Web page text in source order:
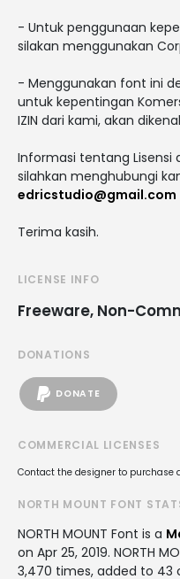
- Untuk penggunaan
silakan menggunakan
- Menggunakan font ini
untuk kepentingan
IZIN dari kami, akan
Informasi tentang Lisensi
silahkan menghubungi
edricstudio@gmail.com
Terima kasih.
LICENSE INFO
Freeware, Non-
DONATIONS
DONATE
COMMERCIAL LICENSES
Contact the designer to purchase
NORTH MOUNT FONT
NORTH MOUNT Font is a
on Apr 25, 2019. NORTH
3,470 times, added to 43